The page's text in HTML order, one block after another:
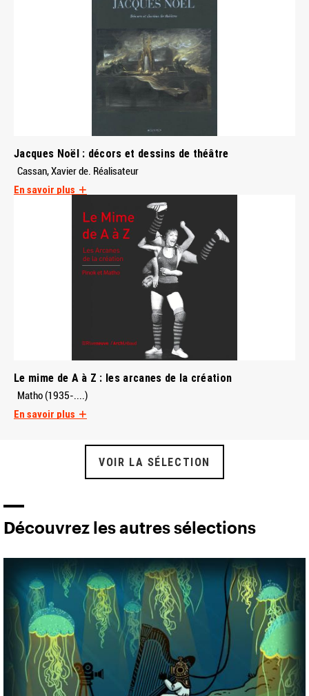
Jacques Noël : décors et dessins de théâtre
Cassan, Xavier de. Réalisateur
En savoir plus
Le mime de A à Z : les arcanes de la création
Matho (1935-....)
En savoir plus
VOIR LA SÉLECTION
Découvrez les autres sélections